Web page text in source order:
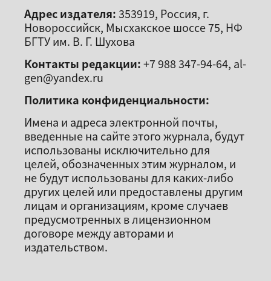
Адрес издателя:353919, Россия, г.
Новороссийск, Мысхакское шоссе 75, НФ
БГТУ им. В. Г. Шухова
Контакты редакции:+7 988 347-94-64, al-
gen@yandex.ru
Политика конфиденциальности:
Имена и адреса электронной почты,
введенные на сайте этого журнала, будут
использованы исключительно для
целей, обозначенных этим журналом, и
не будут использованы для каких-либо
других целей или предоставлены другим
лицам и организациям, кроме случаев
предусмотренных в лицензионном
договоре между авторами и
издательством.